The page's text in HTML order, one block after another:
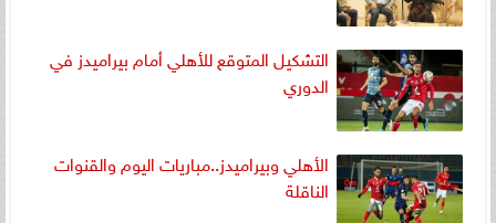
التشكيل المتوقع للأهلي أمام بيراميدز في
الدوري
الأهلي وبيراميدز..مباريات اليوم والقنوات
الناقلة